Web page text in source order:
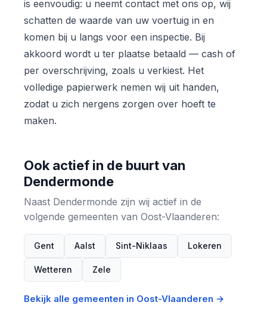
is eenvoudig: u neemt contact met ons op, wij
schatten de waarde van uw voertuig in en
komen bij u langs voor een inspectie. Bij
akkoord wordt u ter plaatse betaald — cash of
per overschrijving, zoals u verkiest. Het
volledige papierwerk nemen wij uit handen,
zodat u zich nergens zorgen over hoeft te
maken.
Ook actief in de buurt van
Dendermonde
Naast Dendermonde zijn wij actief in de
volgende gemeenten van Oost-Vlaanderen:
Gent Aalst Sint-Niklaas Lokeren
Wetteren Zele
Bekijk alle gemeenten in Oost-Vlaanderen →